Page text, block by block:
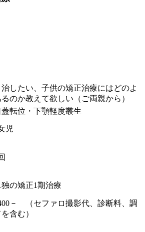
したい、子供の矯正治療にはどのよ
のか教えて欲しい（ご両親から）
蓋転位・下顎軽度叢生
児
の矯正1期治療
－ （セファロ撮影代、診断料、調
含む）